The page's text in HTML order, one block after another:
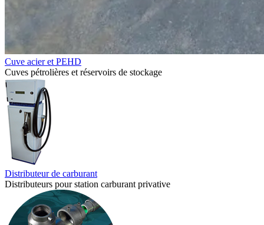
Cuve acier et PEHD
Cuves pétrolières et réservoirs de stockage
Distributeur de carburant
Distributeurs pour station carburant privative